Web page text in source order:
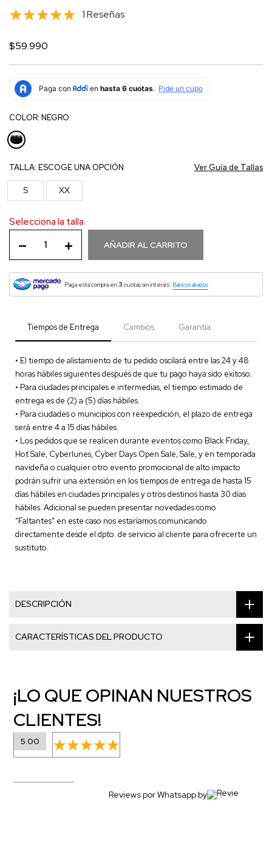
1 Reseñas
$59.990
COLOR: NEGRO
TALLA: ESCOGE UNA OPCIÓN Ver Guía de Tallas
S XX
Selecciona la talla
AÑADIR AL CARRITO
Paga esta compra en3 cuotas sin interés. Bancos aliados
Tiempos de Entrega Cambios Garantía
• El tiempo de alistamiento de tu pedido oscilará entre las 24 y 48
horas hábiles siguientes después de que tu pago haya sido exitoso.
• Para ciudades principales e intermedias, el tiempo estimado de
entrega es de (2) a (5) días hábiles.
• Para ciudades o municipios con reexpedición, el plazo de entrega
será entre 4 a 15 días hábiles.
• Los pedidos que se realicen durante eventos como Black Friday,
Hot Sale, Cyberlunes, Cyber Days Open Sale, Sale, y en temporada
navideña o cualquier otro evento promocional de alto impacto
podrán sufrir una extensión en los tiempos de entrega de hasta 15
días hábiles en ciudades principales y otros destinos hasta 30 días
hábiles. Adicional se pueden presentar novedades como
“Faltantes” en este caso nos estaríamos comunicando
directamente desde el dpto. de servicio al cliente para ofrecerte un
sustituto.
DESCRIPCIÓN
CARACTERÍSTICAS DEL PRODUCTO
¡LO QUE OPINAN NUESTROS
CLIENTES!
5.00
Reviews por Whatsapp by